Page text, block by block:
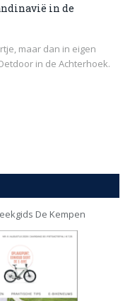
in de
maar dan in eigen
in de Achterhoek.
De Kempen